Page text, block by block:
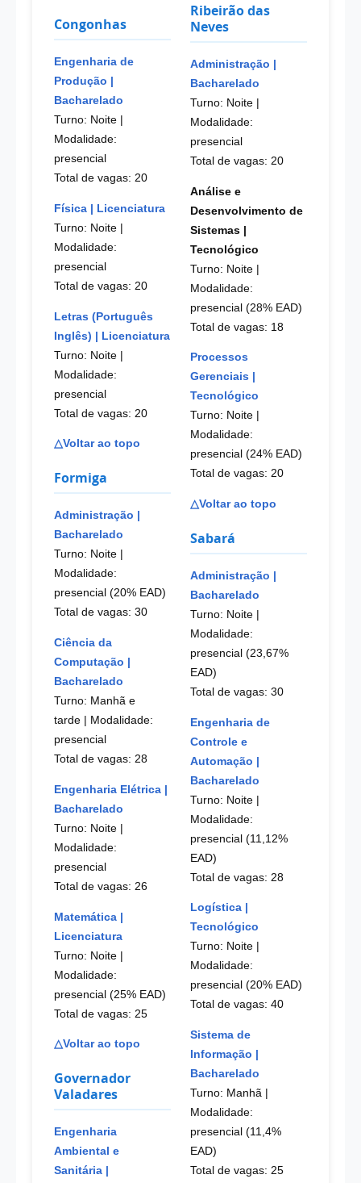
Congonhas
Engenharia de
Produção |
Bacharelado
Turno: Noite
Modalidade:
presencial
Total de vagas: 20
Física | Licenciatura
Turno: Noite
Modalidade:
presencial
Total de vagas: 20
Letras (Português
Inglês) | Licenciatura
Turno: Noite
Modalidade:
presencial
Total de vagas: 20
△Voltar ao topo
Formiga
Administração |
Bacharelado
Turno: Noite
Modalidade:
presencial (20% EAD)
Total de vagas: 30
Ciência da
Computação |
Bacharelado
Turno: Manhã e
tarde
| Modalidade:
presencial
Total de vagas: 28
Engenharia Elétrica |
Bacharelado
Turno: Noite
Modalidade:
presencial
Total de vagas: 26
Matemática |
Licenciatura
Turno: Noite |
Modalidade:
presencial (25% EAD)
Total de vagas: 25
△Voltar ao topo
Governador
Valadares
Engenharia
Ambiental e
Sanitária |
Ribeirão das
Neves
Administração |
Bacharelado
Turno: Noite
Modalidade:
presencial
Total de vagas: 20
Análise e
Desenvolvimento de
Sistemas |
Tecnológico
Turno: Noite |
Modalidade:
presencial (28% EAD)
Total de vagas: 18
Processos
Gerenciais |
Tecnológico
Turno: Noite
Modalidade:
presencial (24% EAD)
Total de vagas: 20
△Voltar ao topo
Sabará
Administração |
Bacharelado
Turno: Noite
Modalidade:
presencial (23,67%
EAD)
Total de vagas: 30
Engenharia de
Controle e
Automação |
Bacharelado
Turno: Noite
Modalidade:
presencial (11,12%
EAD)
Total de vagas: 28
Logística |
Tecnológico
Turno: Noite
Modalidade:
presencial (20% EAD)
Total de vagas: 40
Sistema de
Informação |
Bacharelado
Turno: Manhã
Modalidade:
presencial (11,4%
EAD)
Total de vagas: 25